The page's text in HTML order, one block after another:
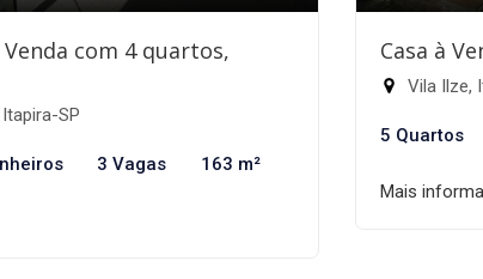
com 4 quartos,
SP
3 Vagas 163 m²
Casa à
Vila Ilze,
5 Quartos
Mais